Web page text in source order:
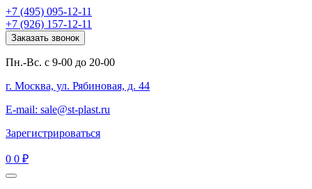
+7 (495) 095-12-11
+7 (926) 157-12-11
Заказать звонок
Пн.-Вс. с 9-00 до 20-00
г. Москва, ул. Рябиновая, д. 44
E-mail: sale@st-plast.ru
Зарегистрироваться
0 0 ₽